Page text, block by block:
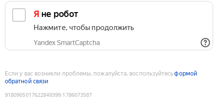
Я не робот
Нажмите, чтобы продолжить
Yandex SmartCaptcha
Если у вас возникли проблемы, пожалуйста, воспользуйтесьформой
обратной связи
9180905017622849399:1786073587